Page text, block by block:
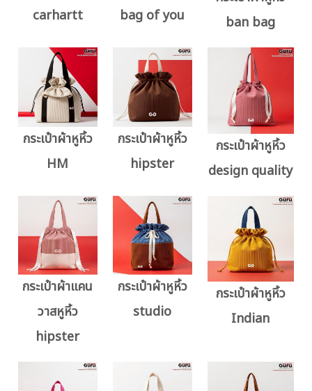
carhartt
bag of you
ban bag
กระเป๋าผ้าหูหิ้ว
HM
กระเป๋าผ้าหูหิ้ว
hipster
กระเป๋าผ้าหูหิ้ว
design quality
กระเป๋าผ้าแคน
วาสหูหิ้ว
hipster
กระเป๋าผ้าหูหิ้ว
studio
กระเป๋าผ้าหูหิ้ว
Indian